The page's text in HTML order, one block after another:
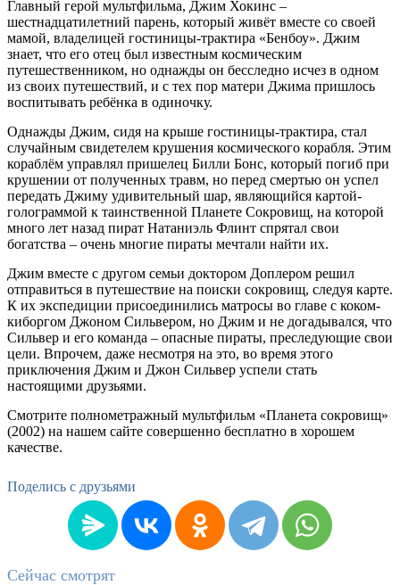
Главный герой мультфильма, Джим Хокинс –
шестнадцатилетний парень, который живёт вместе со своей
мамой, владелицей гостиницы-трактира «Бенбоу». Джим
знает, что его отец был известным космическим
путешественником, но однажды он бесследно исчез в одном
из своих путешествий, и с тех пор матери Джима пришлось
воспитывать ребёнка в одиночку.
Однажды Джим, сидя на крыше гостиницы-трактира, стал
случайным свидетелем крушения космического корабля. Этим
кораблём управлял пришелец Билли Бонс, который погиб при
крушении от полученных травм, но перед смертью он успел
передать Джиму удивительный шар, являющийся картой-
голограммой к таинственной Планете Сокровищ, на которой
много лет назад пират Натаниэль Флинт спрятал свои
богатства – очень многие пираты мечтали найти их.
Джим вместе с другом семьи доктором Доплером решил
отправиться в путешествие на поиски сокровищ, следуя карте.
К их экспедиции присоединились матросы во главе с коком-
киборгом Джоном Сильвером, но Джим и не догадывался, что
Сильвер и его команда – опасные пираты, преследующие свои
цели. Впрочем, даже несмотря на это, во время этого
приключения Джим и Джон Сильвер успели стать
настоящими друзьями.
Смотрите полнометражный мультфильм «Планета сокровищ»
(2002) на нашем сайте совершенно бесплатно в хорошем
качестве.
Поделись с друзьями
Сейчас смотрят